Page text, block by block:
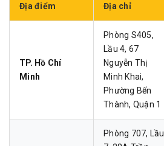
Địa điểm Địa chỉ
TP. Hồ Chí
Minh
Phòng S405,
Lầu 4, 67
Nguyễn Thị
Minh Khai,
Phường Bến
Thành, Quận 1
Phòng 707, Lầu